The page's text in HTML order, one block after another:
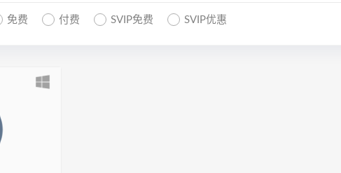
免费 付费 SVIP免费 SVIP优惠